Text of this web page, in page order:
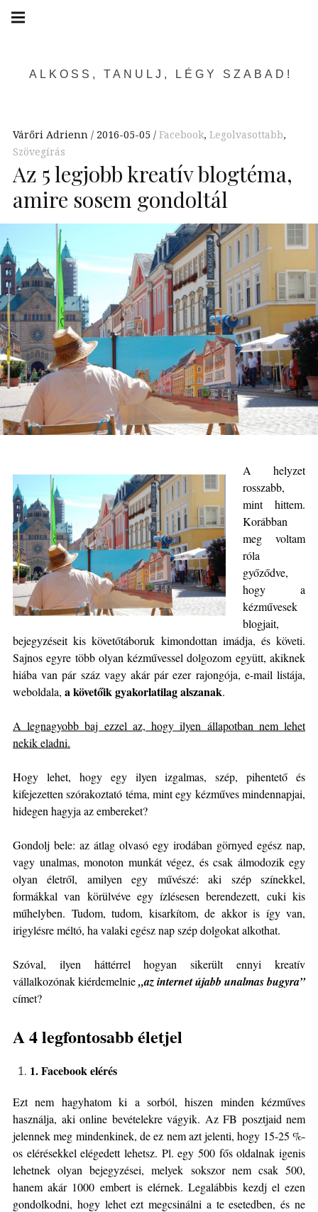
Skip
ALKOSS, TANULJ, LÉGY SZABAD!
navigation
Várőri Adrienn 2016-05-05 Facebook, Legolvasottabb,
Szövegírás
Az 5 legjobb kreatív blogtéma,
amire sosem gondoltál
A helyzet
rosszabb,
mint hittem.
Korábban
meg voltam
róla
győződve,
hogy a
kézművesek
blogjait,
bejegyzéseit kis követőtáboruk kimondottan imádja, és követi.
Sajnos egyre több olyan kézművessel dolgozom együtt, akiknek
hiába van pár száz vagy akár pár ezer rajongója, e-mail listája,
weboldala, a követőik gyakorlatilag alszanak.
A legnagyobb baj ezzel az, hogy ilyen állapotban nem lehet
nekik eladni.
Hogy lehet, hogy egy ilyen izgalmas, szép, pihentető és
kifejezetten szórakoztató téma, mint egy kézműves mindennapjai,
hidegen hagyja az embereket?
Gondolj bele: az átlag olvasó egy irodában görnyed egész nap,
vagy unalmas, monoton munkát végez, és csak álmodozik egy
olyan életről, amilyen egy művészé: aki szép színekkel,
formákkal van körülvéve egy ízlésesen berendezett, cuki kis
műhelyben. Tudom, tudom, kisarkítom, de akkor is így van,
irigylésre méltó, ha valaki egész nap szép dolgokat alkothat.
Szóval, ilyen háttérrel hogyan sikerült ennyi kreatív
vállalkozónak kiérdemelnie„az internet újabb unalmas bugyra”
címet?
A 4 legfontosabb életjel
1. Facebook elérés
Ezt nem hagyhatom ki a sorból, hiszen minden kézműves
használja, aki online bevételekre vágyik. Az FB posztjaid nem
jelennek meg mindenkinek, de ez nem azt jelenti, hogy 15-25 %-
os elérésekkel elégedett lehetsz. Pl. egy 500 fős oldalnak igenis
lehetnek olyan bejegyzései, melyek sokszor nem csak 500,
hanem akár 1000 embert is elérnek. Legalábbis kezdj el ezen
gondolkodni, hogy lehet ezt megcsinálni a te esetedben, és ne